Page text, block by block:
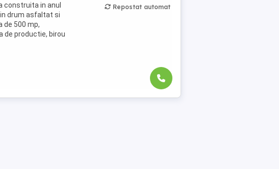
construita in anul
drum asfaltat si
de 500 mp,
de productie, birou
Repostat automat